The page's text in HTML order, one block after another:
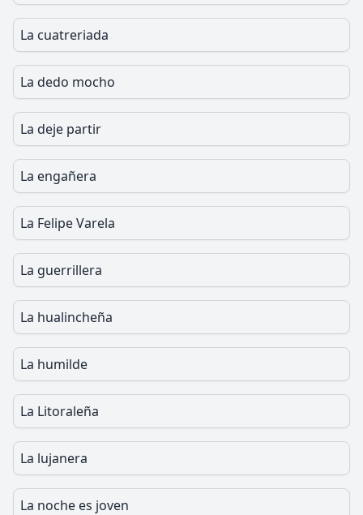
La cuatreriada
La dedo mocho
La deje partir
La engañera
La Felipe Varela
La guerrillera
La hualincheña
La humilde
La Litoraleña
La lujanera
La noche es joven